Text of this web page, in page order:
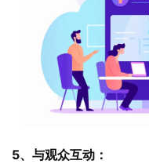
5、与观众互动：